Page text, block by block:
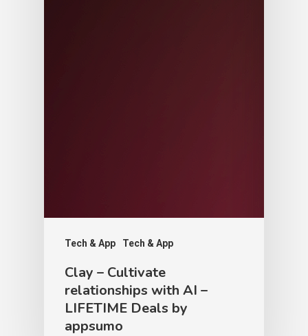
Tech & App Tech & App
Clay – Cultivate
relationships with AI –
LIFETIME Deals by
appsumo